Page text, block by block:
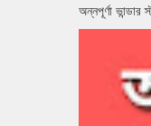
অন্নপূর্ণা